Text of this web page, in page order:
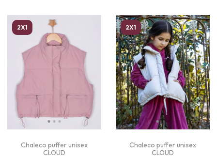
2X1
Chaleco puffer unisex
CLOUD
2X1
Chaleco puffer unisex
CLOUD